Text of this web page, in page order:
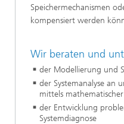
Speichermechanismen
kompensiert werden
Wir beraten und
der Modellierung und
der Systemanalyse an
mittels
der Entwicklung
Systemdiagnose